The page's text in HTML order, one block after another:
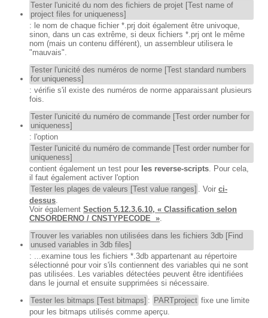
Tester l'unicité du nom des fichiers de projet [Test name of
project files for uniqueness]
: le nom de chaque fichier *.prj doit également être univoque,
sinon, dans un cas extrême, si deux fichiers *.prj ont le même
nom (mais un contenu différent), un assembleur utilisera le
"mauvais".
Tester l'unicité des numéros de norme [Test standard numbers
for uniqueness]
: vérifie s'il existe des numéros de norme apparaissant plusieurs
fois.
Tester l'unicité du numéro de commande [Test order number for
uniqueness]
: l'option
Tester l'unicité du numéro de commande [Test order number for
uniqueness]
contient également un test pour les reverse-scripts. Pour cela,
il faut également activer l'option
Tester les plages de valeurs [Test value ranges] . Voir ci-
dessus.
Voir également Section 5.12.3.6.10, « Classification selon
CNSORDERNO / CNSTYPECODE ».
Trouver les variables non utilisées dans les fichiers 3db [Find
unused variables in 3db files]
: ...examine tous les fichiers *.3db appartenant au répertoire
sélectionné pour voir s'ils contiennent des variables qui ne sont
pas utilisées. Les variables détectées peuvent être identifiées
dans le journal et ensuite supprimées si nécessaire.
Tester les bitmaps [Test bitmaps] : PARTproject fixe une limite
pour les bitmaps utilisés comme aperçu.